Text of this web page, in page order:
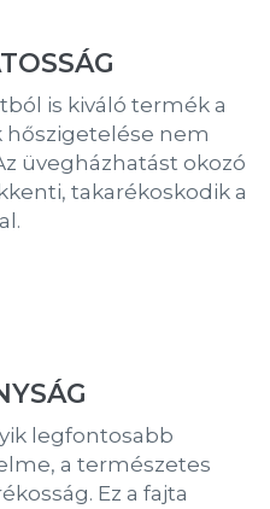
is kiváló termék a
hőszigetelése nem
üvegházhatást okozó
takarékoskodik a
legfontosabb
a természetes
Ez a fajta